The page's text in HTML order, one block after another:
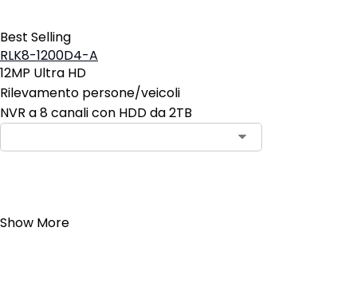
Best Selling
RLK8-1200D4-A
12MP Ultra HD
Rilevamento persone/veicoli
NVR a 8 canali con HDD da 2TB
Show More